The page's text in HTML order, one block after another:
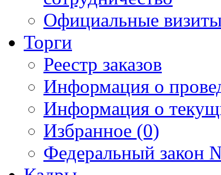
Официальные
Торги
Реестр заказов
Информация о
Информация о
Избранное (0)
Федеральный закон